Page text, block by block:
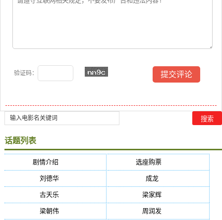
验证码：
话题列表
剧情介绍 选座购票(5384)
刘德华(50) 成龙(46)
古天乐 梁家辉
梁朝伟(37) 周润发